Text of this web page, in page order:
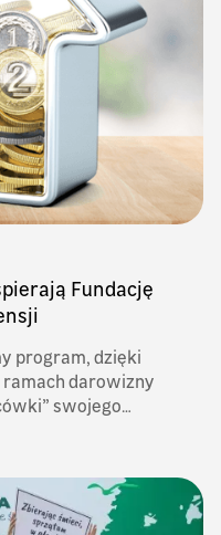
Fundację
program, dzięki
darowizny
swojego